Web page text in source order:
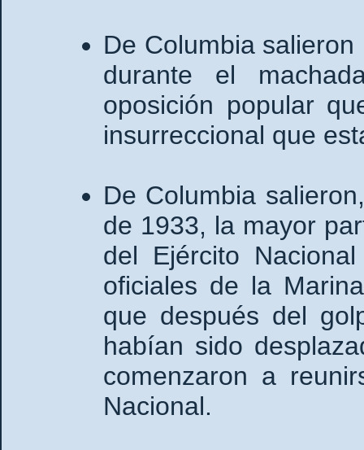
De Columbia
durante el
oposición popular
insurreccional que
De Columbia
de 1933, la mayor
del Ejército
oficiales de la
que después del
habían sido
comenzaron a
Nacional.